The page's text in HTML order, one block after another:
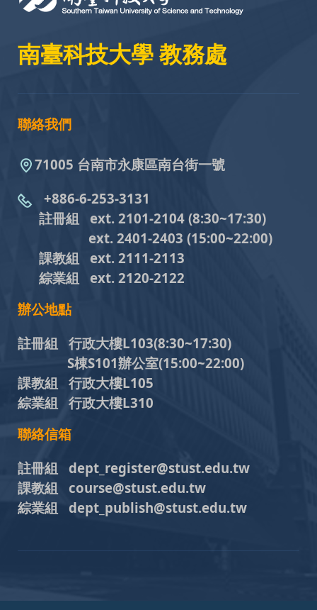
南臺科技大學 教務處
聯絡我們
71005 台南市永康區南台街一號
+886-6-253-3131
註冊組 ext. 2101-2104 (8:30~17:30)
ext. 2401-2403 (15:00~22:00)
課教組 ext. 2111-2113
綜業組
ext. 2120-2122
辦公地點
註冊組 行政大樓L103(8:30~17:30)
S棟S101辦公室(15:00~22:00)
課教組 行政大樓L105
綜業組 行政大樓L310
聯絡信箱
註冊組 dept_register@stust.edu.tw
課教組 course@stust.edu.tw
綜業組 dept_publish@stust.edu.tw